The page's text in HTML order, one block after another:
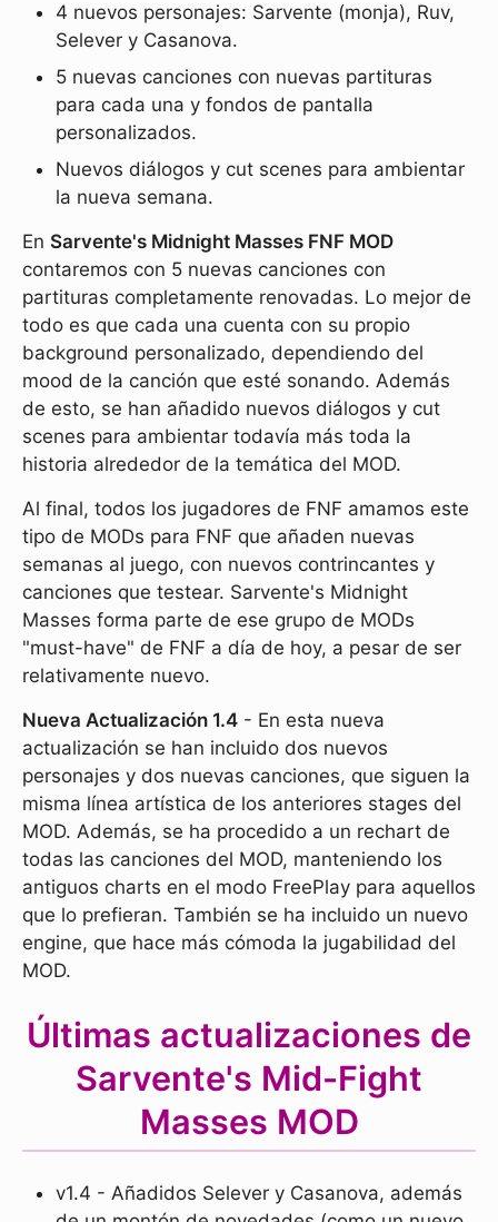
4 nuevos personajes: Sarvente (monja), Ruv,
Selever y Casanova.
5 nuevas canciones con nuevas partituras
para cada una y fondos de pantalla
personalizados.
Nuevos diálogos y cut scenes para ambientar
la nueva semana.
En Sarvente's Midnight Masses FNF MOD
contaremos con 5 nuevas canciones con
partituras completamente renovadas. Lo mejor de
todo es que cada una cuenta con su propio
background personalizado, dependiendo del
mood de la canción que esté sonando. Además
de esto, se han añadido nuevos diálogos y cut
scenes para ambientar todavía más toda la
historia alrededor de la temática del MOD.
Al final, todos los jugadores de FNF amamos este
tipo de MODs para FNF que añaden nuevas
semanas al juego, con nuevos contrincantes y
canciones que testear. Sarvente's Midnight
Masses forma parte de ese grupo de MODs
"must-have" de FNF a día de hoy, a pesar de ser
relativamente nuevo.
Nueva Actualización 1.4 - En esta nueva
actualización se han incluido dos nuevos
personajes y dos nuevas canciones, que siguen la
misma línea artística de los anteriores stages del
MOD. Además, se ha procedido a un rechart de
todas las canciones del MOD, manteniendo los
antiguos charts en el modo FreePlay para aquellos
que lo prefieran. También se ha incluido un nuevo
engine, que hace más cómoda la jugabilidad del
MOD.
Últimas actualizaciones de
Sarvente's Mid-Fight
Masses MOD
v1.4 - Añadidos Selever y Casanova, además